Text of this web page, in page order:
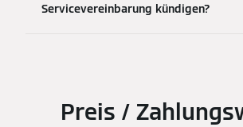
Servicevereinbarung kündigen?
Preis /